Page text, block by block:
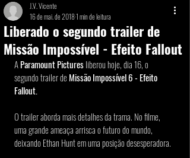
Liberado o segundo trailer de
Missão Impossível - Efeito Fallout
J.V. Vicente
16 de mai. de 20181 min de leitura
A Paramount Pictures liberou hoje, dia 16, o
segundo trailer de Missão Impossível 6 - Efeito
Fallout.
O trailer aborda mais detalhes da trama. No filme,
uma grande ameaça arrisca o futuro do mundo,
deixando Ethan Hunt em uma posição desesperadora.